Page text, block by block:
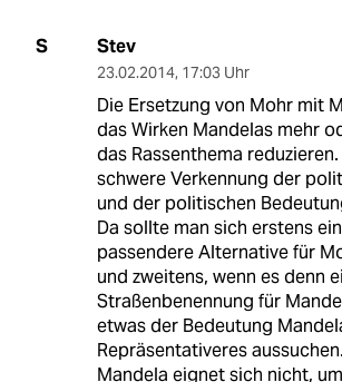
S Stev
23.02.2014, 17:03 Uhr
Die Ersetzung von Mohr mit
das Wirken Mandelas mehr
das Rassenthema
schwere Verkennung der
und der politischen
Da sollte man sich erstens
passendere Alternative für
und zweitens, wenn es denn
Straßenbenennung für
etwas der Bedeutung
Repräsentativeres
Mandela eignet sich nicht,